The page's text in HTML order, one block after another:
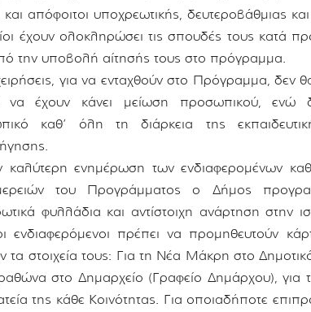
και απόφοιτοι υποχρεωτικής, δευτεροβάθμιας
έχουν ολοκληρώσει τις σπουδές τους κατά
την υποβολή αίτησής τους στο πρόγραμμα.
για να ενταχθούν στο Πρόγραμμα, δεν
να έχουν κάνει μείωση προσωπικού, ενώ
καθ’ όλη τη διάρκεια της
καλύτερη ενημέρωση των ενδιαφερομένων
του Προγράμματος ο Δήμος
φυλλάδια και αντίστοιχη ανάρτηση στην
ενδιαφερόμενοι πρέπει να προμηθευτούν
τα στοιχεία τους: Για τη Νέα Μάκρη στο
στο Δημαρχείο (Γραφείο Δημάρχου), για
της κάθε Κοινότητας. Για οποιαδήποτε